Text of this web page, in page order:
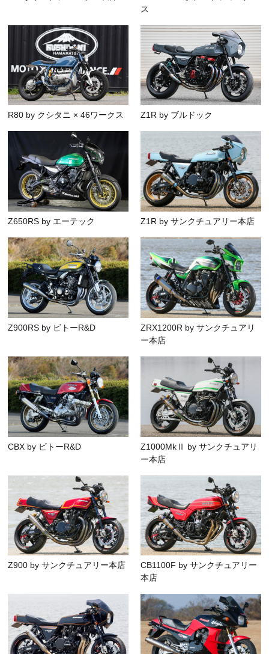
ス
R80 by クシタニ × 46ワークス Z1R by ブルドック
Z650RS by エーテック Z1R by サンクチュアリー本店
Z900RS by ビトーR&D
ZRX1200R by サンクチュアリ
ー本店
CBX by ビトーR&D
Z1000MkⅡ by サンクチュアリ
ー本店
Z900 by サンクチュアリー本店
CB1100F by サンクチュアリー
本店